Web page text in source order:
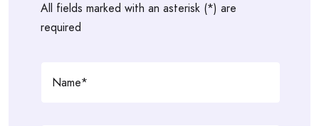
All fields marked with an asterisk (*) are
required